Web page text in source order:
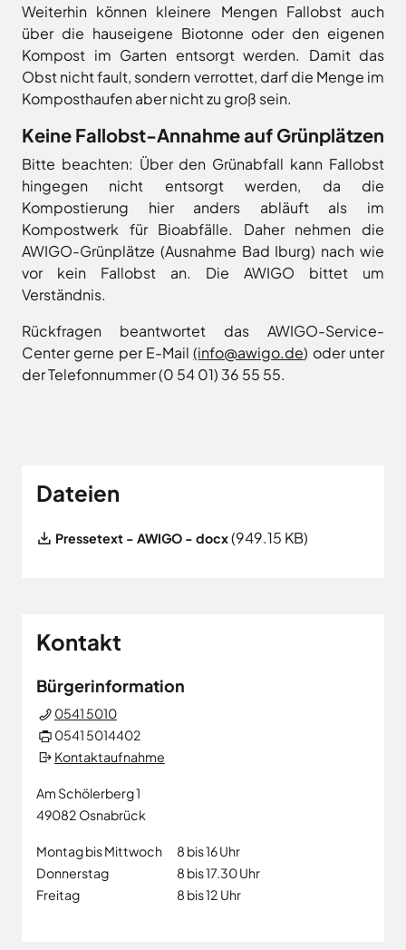
Weiterhin können kleinere Mengen Fallobst auch
über die hauseigene Biotonne oder den eigenen
Kompost im Garten entsorgt werden. Damit das
Obst nicht fault, sondern verrottet, darf die Menge im
Komposthaufen aber nicht zu groß sein.
Keine Fallobst-Annahme auf Grünplätzen
Bitte beachten: Über den Grünabfall kann Fallobst
hingegen nicht entsorgt werden, da die
Kompostierung hier anders abläuft als im
Kompostwerk für Bioabfälle. Daher nehmen die
AWIGO-Grünplätze (Ausnahme Bad Iburg) nach wie
vor kein Fallobst an. Die AWIGO bittet um
Verständnis.
Rückfragen beantwortet das AWIGO-Service-
Center gerne per E-Mail(info@awigo.de) oder unter
der Telefonnummer (0 54 01) 36 55 55.
Dateien
File
Pressetext - AWIGO - docx(949.15 KB)
Kontakt
Bürgerinformation
0541 5010
0541 5014402
Kontaktaufnahme
Am Schölerberg 1
49082 Osnabrück
Montag bis Mittwoch
8 bis 16 Uhr
Donnerstag
8 bis 17.30 Uhr
Freitag
8 bis 12 Uhr
Osnabrücker
Land
GmbH
Verkehrsgesellschaft
Landkreis
Osnabrück
Volkshochschule
Land
Wirtschaftsförderungsgesellschaft
Osnabrücker
Land
Karte
aufrufen
Bohmte
Bramsche
Dissen
Fürstenau
Glandorf
Hagen
Hasbergen
Hilter
Melle
Neuenkirchen
Osnabrück
Ostercappeln
Wallenhorst